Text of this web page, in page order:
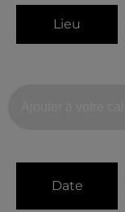
Lieu
Date